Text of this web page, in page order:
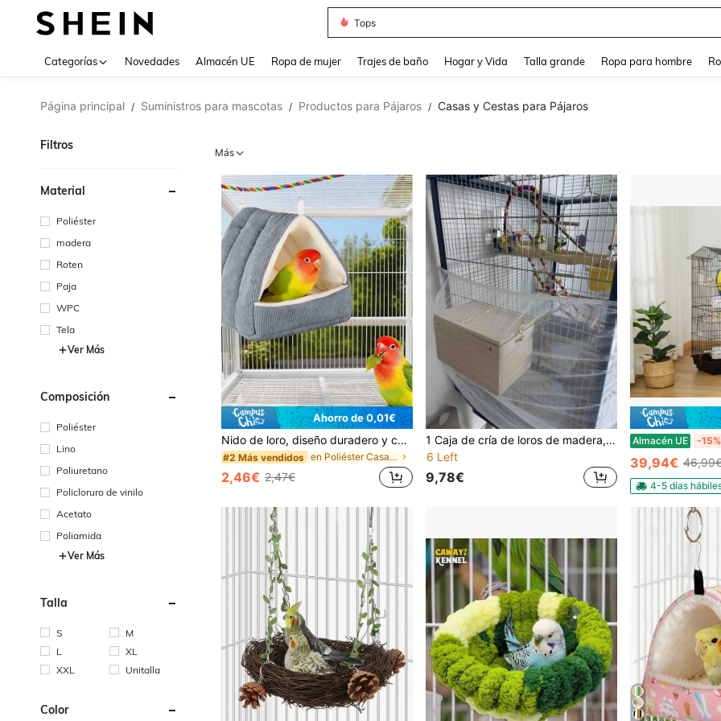
Tops
Categorías Novedades Almacén UE Ropa de mujer Trajes de baño Hogar y Vida Talla grande Ropa para hombre
Página principal / Suministros para mascotas / Productos para Pájaros / Casas y Cestas para Pájaros
Filtros
Material
Poliéster
madera
Roten
Paja
WPC
Tela
Ver Más
Composición
Poliéster
Lino
Poliuretano
Policloruro de vinilo
Acetato
Poliamida
Ver Más
Talla
S
M
L
XL
XXL
Unitalla
Color
Más
Ahorro de 0,01€
Nido de loro, diseño duradero y cómodo, materiales de alta calidad, interior espacioso, adecuado para loros, accesorios de mascotas para decoración del hogar, cama colgante para hámster, juguetes para pájaros, casa para pájaros, nido para pájaros, juguetes de peluche para pájaros, cama colgante para hámster, jaula para pájaros, suministros para pájaros, casa para pájaros, juguetes para loros, jaula para ratones, accesorios de perchas para pájaros, baño para pájaros, perchas para pájaros, observación de aves, juegos para pájaros, cacatúa, juguetes para loros, jaula para loros
#2 Más vendidos en Poliéster Casas y nidos para pájaros
2,46€ 2,47€
1 Caja de cría de loros de madera, nido de incubación, nido vertical para aves, caja de nido aislada, jaula de cría de aves, adecuada para Coco y parejas de aves, accesorios de aviario, suministros para mascotas, ventana de observación transparente, adecuada para diversas aves y parejas de aves, suministros para mascotas, jaula de cría de loros, decoración de jardín al aire libre, diseñada específicamente para suministros de aves.
6 Left
9,78€
Almacén UE -15%
39,94€
4-5 días